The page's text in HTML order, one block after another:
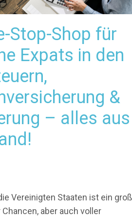
Stop-Shop für
Expats in den
&
– alles aus
Vereinigten Staaten ist ein
aber auch voller